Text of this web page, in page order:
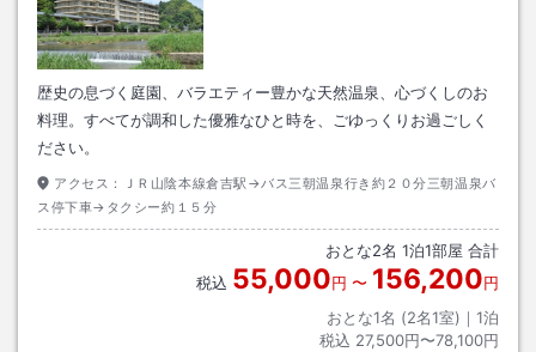
歴史の息づく庭園、バラエティー豊かな天然温泉、心づくしのお
料理。すべてが調和した優雅なひと時を、ごゆっくりお過ごしく
ださい。
アクセス：
ＪＲ山陰本線倉吉駅→バス三朝温泉行き約２０分三朝温泉バ
ス停下車→タクシー約１５分
おとな2名 1泊1部屋 合計
税込 55,000円 〜 156,200円
おとな1名 (2名1室)｜ 1泊
税込 27,500円〜78,100円